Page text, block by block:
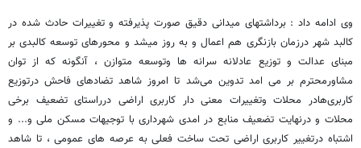
وی ادامه داد : برداشتهای میدانی دقیق صورت پذیرفته و تغییرات حادث شده در
کالبد شهر درزمان بازنگری هم اعمال و به روز میشد و محورهای توسعه کالبدی بر
مبنای عدالت و توزیع عادلانه سرانه ها وتوسعه متوازن ، آنگونه که از توان
مشاورمحترم بر می امد تدوین می‌شد تا امروز شاهد تضادهای فاحش درتوزیع
کاربری‌هادر محلات وتغییرات معنی دار کاربری اراضی درراستای تضعیف برخی
محلات و درنهایت تضعیف منابع در امدی شهرداری با توجیهات مسکن ملی و... و
اشتباه درتغییر کاربری اراضی تحت ساخت فعلی به عرصه های عمومی ، تا شاهد